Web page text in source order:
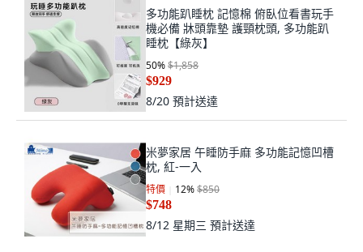
多功能趴睡枕 記憶棉 俯臥位看書玩手
機必備 牀頭靠墊 護頸枕頭, 多功能趴
睡枕【綠灰】
50%$1,858
$929
8/20 預計送達
米夢家居 午睡防手麻 多功能記憶凹槽
枕, 紅-一入
特價 12%$850
$748
8/12 星期三 預計送達